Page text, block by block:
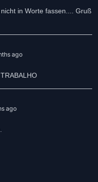
in Worte fassen.... Gruß
ago
ago